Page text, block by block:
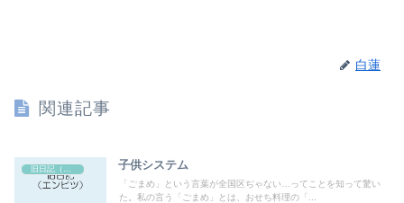
白蓮
関連記事
旧日記（エンピツ） 子供システム
「ごまめ」という言葉が全国区ぢゃない…ってことを知って驚い
た。私の言う「ごまめ」とは、おせち料理の「...